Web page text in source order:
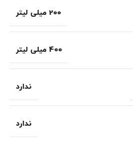
200 میلی لیتر
400 میلی لیتر
ندارد
ندارد